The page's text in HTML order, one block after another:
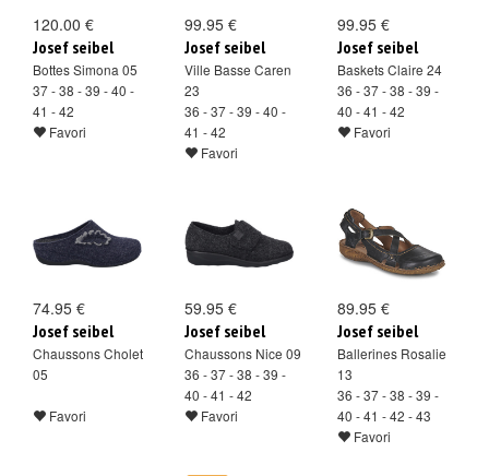
120.00 €
Josef seibel
Bottes Simona 05
37 - 38 - 39 - 40 -
41 - 42
Favori
99.95 €
Josef seibel
Ville Basse Caren
23
36 - 37 - 39 - 40 -
41 - 42
Favori
99.95 €
Josef seibel
Baskets Claire 24
36 - 37 - 38 - 39 -
40 - 41 - 42
Favori
74.95 €
Josef seibel
Chaussons Cholet
05
Favori
59.95 €
Josef seibel
Chaussons Nice 09
36 - 37 - 38 - 39 -
40 - 41 - 42
Favori
89.95 €
Josef seibel
Ballerines Rosalie
13
36 - 37 - 38 - 39 -
40 - 41 - 42 - 43
Favori